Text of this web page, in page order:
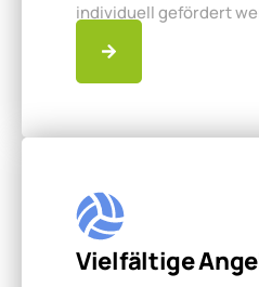
individuell gefördert
Vielfältige